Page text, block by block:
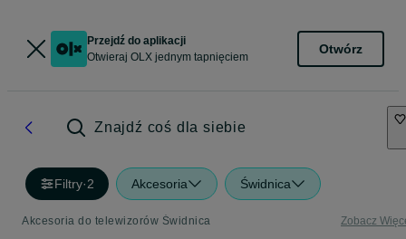
Przejdź do aplikacji
Otwieraj OLX jednym tapnięciem
Otwórz
Znajdź coś dla siebie
Filtry·2 Akcesoria Świdnica
Akcesoria do telewizorów Świdnica Zobacz